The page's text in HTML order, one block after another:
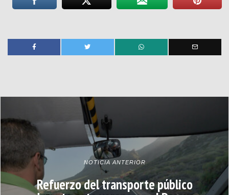
NOTICIA ANTERIOR
Refuerzo del transporte público